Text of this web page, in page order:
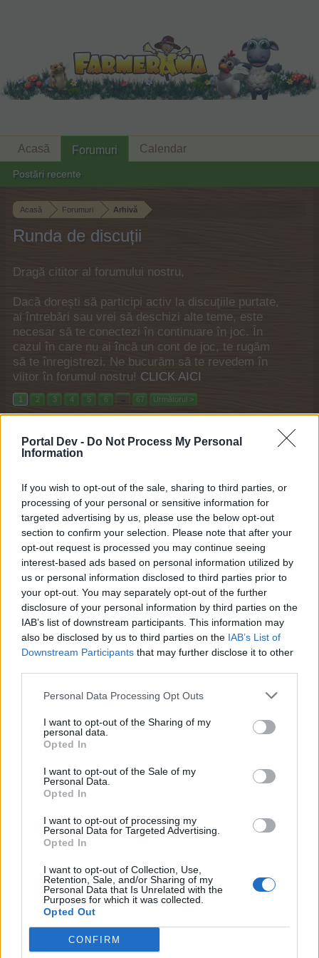
Portal Dev - Do Not Process My Personal
Information
If you wish to opt-out of the sale, sharing to third parties, or
processing of your personal or sensitive information for
targeted advertising by us, please use the below opt-out
section to confirm your selection. Please note that after your
opt-out request is processed you may continue seeing
interest-based ads based on personal information utilized by
us or personal information disclosed to third parties prior to
your opt-out. You may separately opt-out of the further
disclosure of your personal information by third parties on the
IAB’s list of downstream participants. This information may
also be disclosed by us to third parties on the IAB’s List of
Downstream Participants that may further disclose it to other
Personal Data Processing Opt Outs
I want to opt-out of the Sharing of my
personal data.
Opted In
I want to opt-out of the Sale of my
Personal Data.
Opted In
I want to opt-out of processing my
Personal Data for Targeted Advertising.
Opted In
I want to opt-out of Collection, Use,
Retention, Sale, and/or Sharing of my
Personal Data that Is Unrelated with the
Purposes for which it was collected.
Opted Out
CONFIRM
Acasă Forumuri Arhivă
Runda de discuții
Dragă cititor al forumului nostru,
Dacă dorești să participi activ la discuțiile purtate,
ai întrebări sau vrei să deschizi alte teme, este
necesar să te conectezi în continuare în joc. În
cazul în care nu ai încă un cont de joc, te rugăm
să te înregistrezi. Ne bucurăm să te revedem în
viitor în forumul nostru! CLICK AICI
1 2 3 4 5 6 → 67 Următorul >
Ultimul mesaj ↓
Event nou neanunțat - Bârlogul vampirilor
Feedback Trecutul e prezent
k0
Răspunsuri:
12 26 Iul 2026
Feedback Poveștile din Lionbury
Răspunsuri: 22 Iul 2026
Feedback Cupa Fermei
k0
Răspunsuri: 43 19 Iul 2026
Feedback Lăbuțe și recreere
k0 ... 2
Răspunsuri: 22 16 Iul 2026
Feedback Odiseea lui Helgrid
Răspunsuri: 64 7 Iul 2026
Feedback Arta cofetăriei
Feedback Distracții la vânzarea de vechituri
k0 ... 5
Feedback Sezonul Elysium
EllaBalerina
Răspunsuri:
Feedback Jocurile Câmpiei
k0 ... 2
Răspunsuri:
k0 ... 2
Răspunsuri: 20 7 Iun 2026
Feedback Cărțile Orlei II
k0 ... 2
Feedback Saga vikingilor
Acasă Forumuri
Postări recente
Calendar